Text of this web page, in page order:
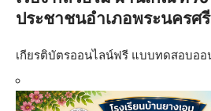
ประชาชนอำเภอพระนครศ
เกียรติบัตรออนไลน์ฟรี แบบทดสอบออ